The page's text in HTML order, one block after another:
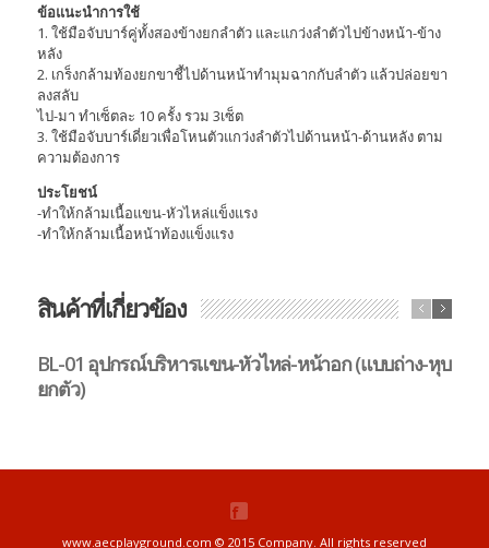
ข้อแนะนำการใช้
1. ใช้มือจับบาร์คู่ทั้งสองข้างยกลำตัว และแกว่งลำตัวไปข้างหน้า-ข้าง
หลัง
2. เกร็งกล้ามท้องยกขาชี้ไปด้านหน้าทำมุมฉากกับลำตัว แล้วปล่อยขา
ลงสลับ
ไป-มา ทำเซ็ตละ 10 ครั้ง รวม 3เซ็ต
3. ใช้มือจับบาร์เดี่ยวเพื่อโหนตัวแกว่งลำตัวไปด้านหน้า-ด้านหลัง ตาม
ความต้องการ
ประโยชน์
-ทำให้กล้ามเนื้อแขน-หัวไหล่แข็งแรง
-ทำให้กล้ามเนื้อหน้าท้องแข็งแรง
สินค้าที่เกี่ยวข้อง
BL-01 อุปกรณ์บริหารแขน-หัวไหล่-หน้าอก (แบบถ่าง-หุบ
ยกตัว)
www.aecplayground.com © 2015 Company. All rights reserved